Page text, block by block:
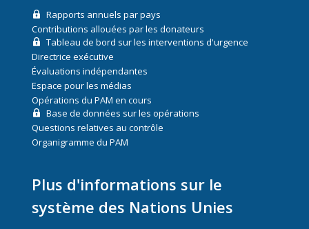
Rapports annuels par pays
Contributions allouées par les donateurs
Tableau de bord sur les interventions d'urgence
Directrice exécutive
Évaluations indépendantes
Espace pour les médias
Opérations du PAM en cours
Base de données sur les opérations
Questions relatives au contrôle
Organigramme du PAM
Plus d'informations sur le
système des Nations Unies